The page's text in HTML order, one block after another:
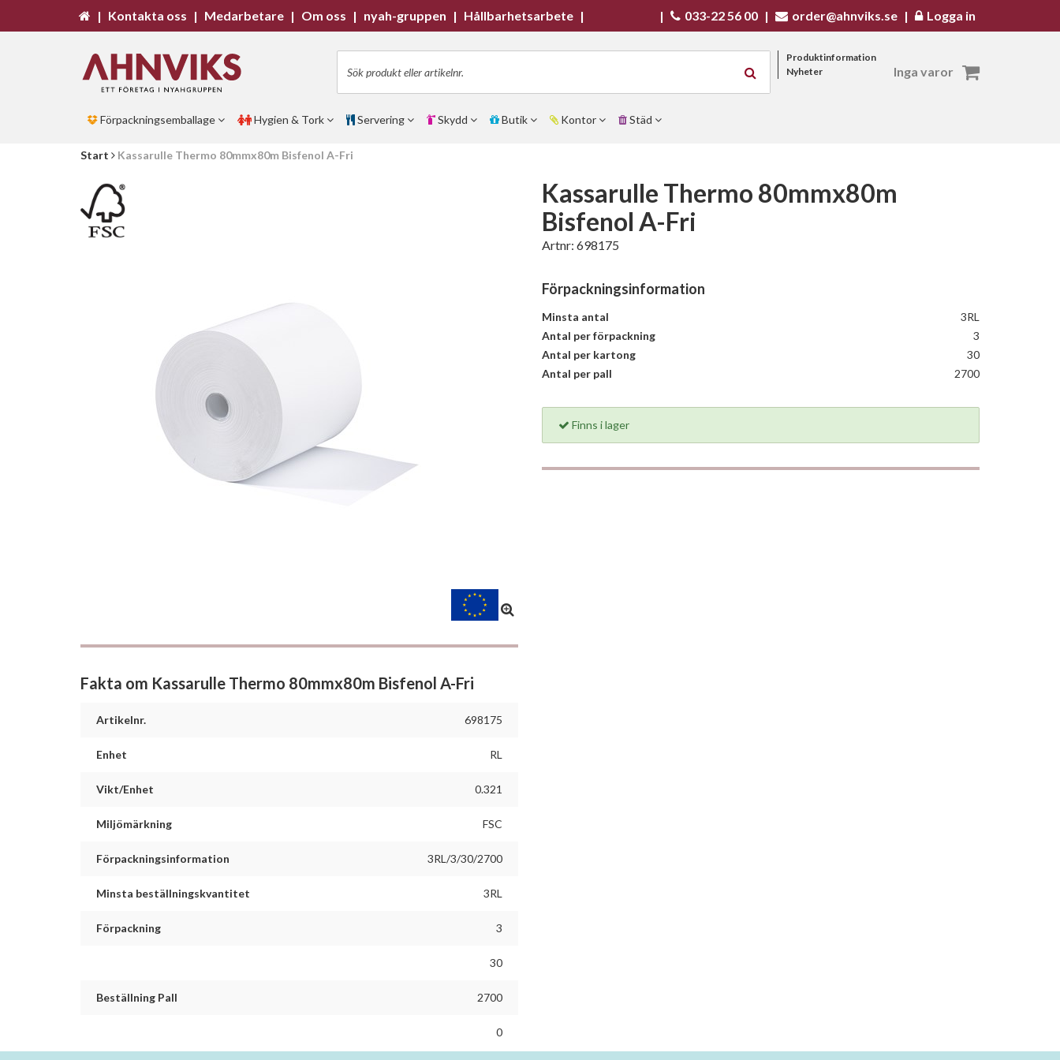
Start Kassarulle Thermo 80mmx80m Bisfenol A-Fri
Fakta om Kassarulle Thermo 80mmx80m Bisfenol A-Fri
Artikelnr. 698175
Enhet RL
Vikt/Enhet 0.321
Miljömärkning FSC
Förpackningsinformation 3RL/3/30/2700
Minsta beställningskvantitet 3RL
Förpackning 3
30
Beställning Pall 2700
0
Kassarulle Thermo 80mmx80m
Bisfenol A-Fri
Artnr: 698175
Förpackningsinformation
Minsta antal
3RL
Antal per förpackning
3
Antal per kartong
30
Antal per pall
2700
Finns i lager
| Kontakta oss | Medarbetare | Om oss | nyah-gruppen | Hållbarhetsarbete | | 033-22 56 00 | order@ahnviks.se | Logga in
Produktinformation
Nyheter
Inga varor
Förpackningsemballage Hygien & Tork Servering Skydd Butik Kontor Städ